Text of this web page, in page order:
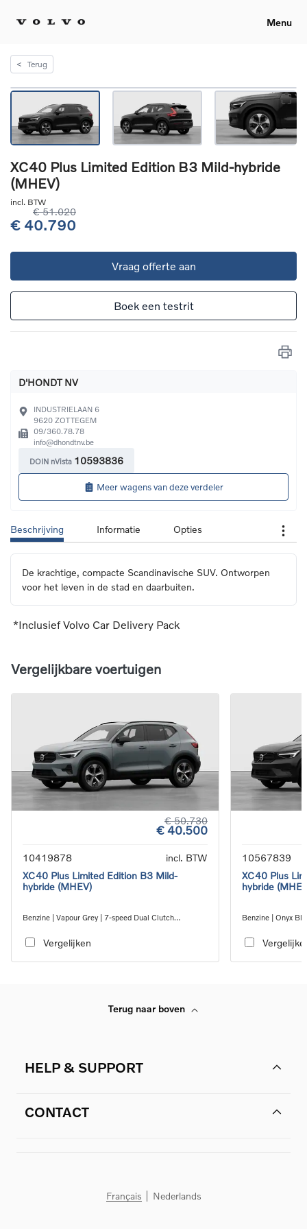
Menu
< Terug
XC40 Plus Limited Edition B3 Mild-hybride
(MHEV)
incl. BTW
€ 51.020
€ 40.790
Vraag offerte aan
Boek een testrit
D'HONDT NV
INDUSTRIELAAN 6
9620 ZOTTEGEM
09/360.78.78
info@dhondtnv.be
DOIN nVista 10593836
Meer wagens van deze verdeler
Beschrijving Informatie Opties
De krachtige, compacte Scandinavische SUV. Ontworpen
voor het leven in de stad en daarbuiten.
*Inclusief Volvo Car Delivery Pack
Vergelijkbare voertuigen
€ 50.730
€ 40.500
10419878
incl. BTW
XC40 Plus Limited Edition B3 Mild-
hybride (MHEV)
Benzine | Vapour Grey | 7-speed Dual Clutch
Vergelijken
10567839
XC40 Plus
hybride
Benzine | Onyx
Terug naar boven
HELP & SUPPORT
CONTACT
Français Nederlands